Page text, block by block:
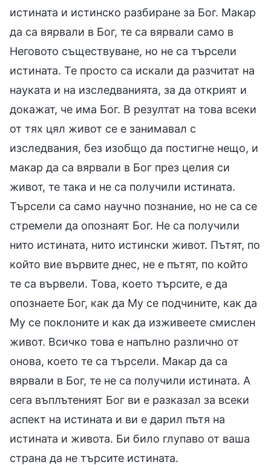
истината и истинско разбиране за Бог. Макар
да са вярвали в Бог, те са вярвали само в
Неговото съществуване, но не са търсели
истината. Те просто са искали да разчитат на
науката и на изследванията, за да открият и
докажат, че има Бог. В резултат на това всеки
от тях цял живот се е занимавал с
изследвания, без изобщо да постигне нещо, и
макар да са вярвали в Бог през целия си
живот, те така и не са получили истината.
Търсели са само научно познание, но не са се
стремели да опознаят Бог. Не са получили
нито истината, нито истински живот. Пътят, по
който вие вървите днес, не е пътят, по който
те са вървели. Това, което търсите, е да
опознаете Бог, как да Му се подчините, как да
Му се поклоните и как да изживеете смислен
живот. Всичко това е напълно различно от
онова, което те са търсели. Макар да са
вярвали в Бог, те не са получили истината. А
сега въплътеният Бог ви е разказал за всеки
аспект на истината и ви е дарил пътя на
истината и живота. Би било глупаво от ваша
страна да не търсите истината.